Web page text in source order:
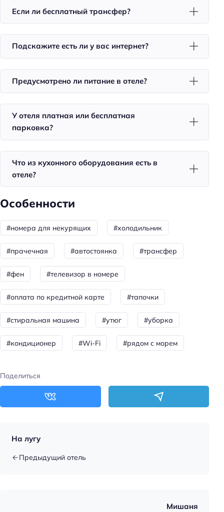
Фен
Санузел в номере
Питание
Завтрак
Красота и здоровье
Терраса
Для семей
Детская площадка
Пляжный отдых
Пляжная линия: 1-я линия
Тип пляжа: галечный
Общая информация
Время работы стойки регистрации: 08:00 - 20:00
Лифт
Питание: завтрак (по меню)
Способ оплаты: банковским переводом
Способ оплаты: безналичная
Если ли бесплатный трансфер?
Подскажите есть ли у вас интернет?
Предусмотрено ли питание в отеле?
У отеля платная или бесплатная
парковка?
Что из кухонного оборудования есть в
отеле?
Особенности
#номера для некурящих #холодильник
#прачечная #автостоянка #трансфер
#фен #телевизор в номере
#оплата по кредитной карте #тапочки
#стиральная машина #утюг #уборка
#кондиционер #Wi-Fi #рядом с морем
Поделиться
На лугу
Предыдущий отель
Мишаня